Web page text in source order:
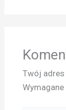
Twój adres